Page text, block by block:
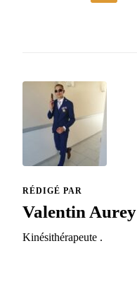
RÉDIGÉ PAR
Valentin Aurey
Kinésithérapeute .